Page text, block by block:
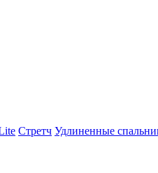
Стретч Удлиненные